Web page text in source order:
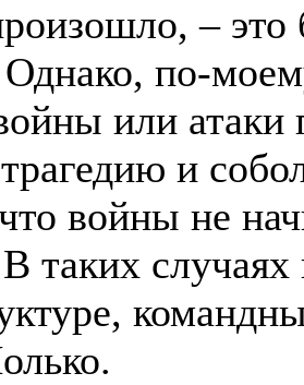
– это
по-
или
и
войны не
таких